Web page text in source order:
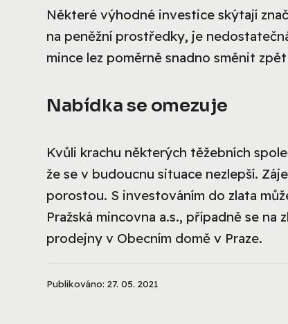
Některé výhodné investice skýtají
na peněžní prostředky, je
mince lez poměrně snadno směnit
Nabídka se omezuje
Kvůli krachu některých těžebních
že se v budoucnu situace nezlepší.
porostou. S investováním do zlata
Pražská mincovna a.s., případně se
prodejny v Obecním domě v Praze.
Publikováno: 27. 05. 2021